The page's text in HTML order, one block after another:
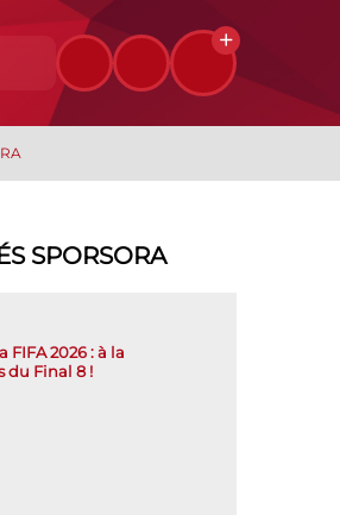
SPORSORA
2026 : à la
du Final 8 !